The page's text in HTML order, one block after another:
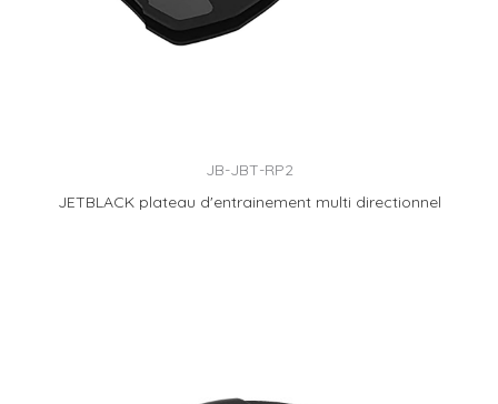
JB-JBT-RP2
JETBLACK plateau d'entrainement multi directionnel